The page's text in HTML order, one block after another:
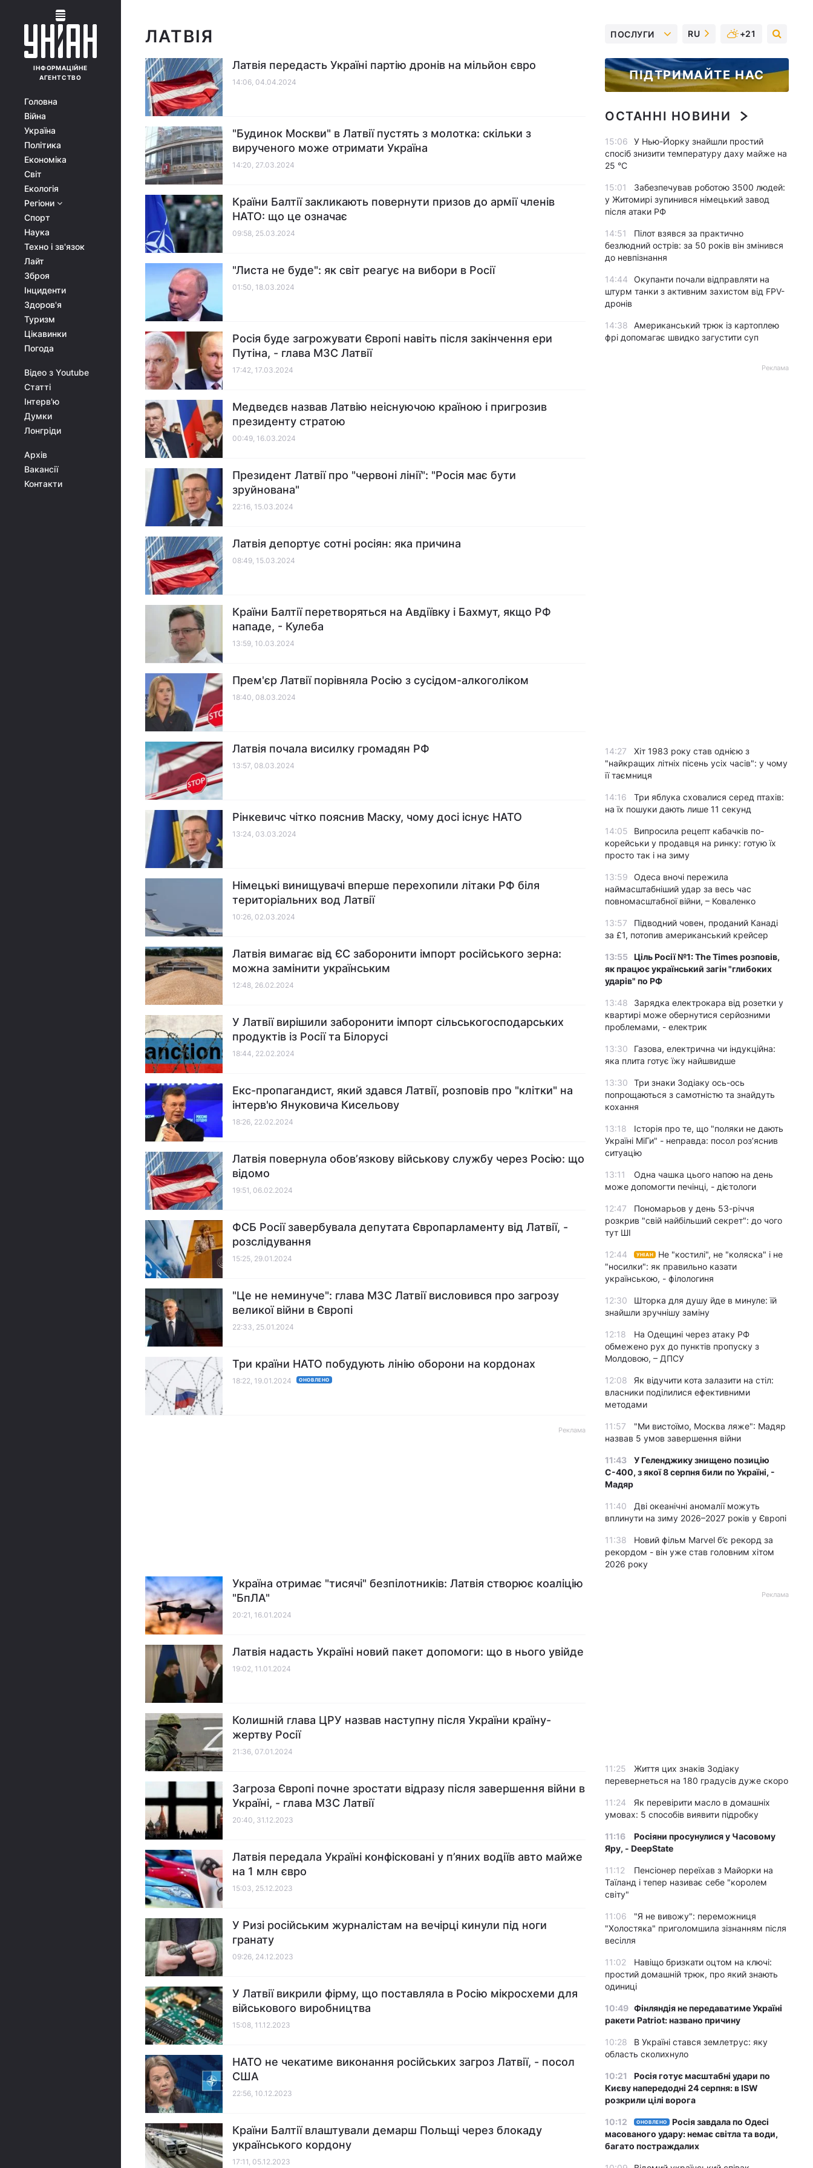
ІНФОРМАЦІЙНЕ
АГЕНТСТВО
Головна
Війна
Україна
Політика
Економіка
Світ
Екологія
Регіони
Спорт
Наука
Техно і зв'язок
Лайт
Зброя
Інциденти
Здоров'я
Туризм
Цікавинки
Погода
Відео з Youtube
Статті
Інтерв'ю
Думки
Лонгріди
Архів
Вакансії
Контакти
ЛАТВІЯ
Латвія передасть Україні партію дронів на мільйон євро
14:06, 04.04.2024
"Будинок Москви" в Латвії пустять з молотка: скільки з
вирученого може отримати Україна
14:20, 27.03.2024
Країни Балтії закликають повернути призов до армії членів
НАТО: що це означає
09:58, 25.03.2024
"Листа не буде": як світ реагує на вибори в Росії
01:50, 18.03.2024
Росія буде загрожувати Європі навіть після закінчення ери
Путіна, - глава МЗС Латвії
17:42, 17.03.2024
Медведєв назвав Латвію неіснуючою країною і пригрозив
президенту стратою
00:49, 16.03.2024
Президент Латвії про "червоні лінії": "Росія має бути
зруйнована"
22:16, 15.03.2024
Латвія депортує сотні росіян: яка причина
08:49, 15.03.2024
Країни Балтії перетворяться на Авдіївку і Бахмут, якщо РФ
нападе, - Кулеба
13:59, 10.03.2024
Прем'єр Латвії порівняла Росію з сусідом-алкоголіком
18:40, 08.03.2024
Латвія почала висилку громадян РФ
13:57, 08.03.2024
Рінкевичс чітко пояснив Маску, чому досі існує НАТО
13:24, 03.03.2024
Німецькі винищувачі вперше перехопили літаки РФ біля
територіальних вод Латвії
10:26, 02.03.2024
Латвія вимагає від ЄС заборонити імпорт російського зерна:
можна замінити українським
12:48, 26.02.2024
У Латвії вирішили заборонити імпорт сільськогосподарських
продуктів із Росії та Білорусі
18:44, 22.02.2024
Екс-пропагандист, який здався Латвії, розповів про "клітки" на
інтерв'ю Януковича Кисельову
18:26, 22.02.2024
Латвія повернула обовʼязкову військову службу через Росію: що
відомо
19:51, 06.02.2024
ФСБ Росії завербувала депутата Європарламенту від Латвії, -
розслідування
15:25, 29.01.2024
"Це не неминуче": глава МЗС Латвії висловився про загрозу
великої війни в Європі
22:33, 25.01.2024
Три країни НАТО побудують лінію оборони на кордонах
18:22, 19.01.2024 ОНОВЛЕНО
Реклама
Україна отримає "тисячі" безпілотників: Латвія створює коаліцію
"БпЛА"
20:21, 16.01.2024
Латвія надасть Україні новий пакет допомоги: що в нього увійде
19:02, 11.01.2024
Колишній глава ЦРУ назвав наступну після України країну-
жертву Росії
21:36, 07.01.2024
Загроза Європі почне зростати відразу після завершення війни в
Україні, - глава МЗС Латвії
20:40, 31.12.2023
Латвія передала Україні конфісковані у п’яних водіїв авто майже
на 1 млн євро
15:03, 25.12.2023
У Ризі російським журналістам на вечірці кинули під ноги
гранату
09:26, 24.12.2023
У Латвії викрили фірму, що поставляла в Росію мікросхеми для
військового виробництва
15:08, 11.12.2023
НАТО не чекатиме виконання російських загроз Латвії, - посол
США
22:56, 10.12.2023
Країни Балтії влаштували демарш Польщі через блокаду
українського кордону
17:11, 05.12.2023
ПОСЛУГИ RU +21
ПІДТРИМАЙТЕ НАС
ОСТАННІ НОВИНИ
15:06
У Нью-Йорку знайшли простий
спосіб знизити температуру даху майже на
25 °C
15:01
Забезпечував роботою 3500 людей:
у Житомирі зупинився німецький завод
після атаки РФ
14:51
Пілот взявся за практично
безлюдний острів: за 50 років він змінився
до невпізнання
14:44
Окупанти почали відправляти на
штурм танки з активним захистом від FPV-
дронів
14:38
Американський трюк із картоплею
фрі допомагає швидко загустити суп
Реклама
14:27
Хіт 1983 року став однією з
"найкращих літніх пісень усіх часів": у чому
її таємниця
14:16
Три яблука сховалися серед птахів:
на їх пошуки дають лише 11 секунд
14:05
Випросила рецепт кабачків по-
корейськи у продавця на ринку: готую їх
просто так і на зиму
13:59
Одеса вночі пережила
наймасштабніший удар за весь час
повномасштабної війни, – Коваленко
13:57
Підводний човен, проданий Канаді
за £1, потопив американський крейсер
13:55 Ціль Росії №1: The Times розповів,
як працює український загін "глибоких
ударів" по РФ
13:48
Зарядка електрокара від розетки у
квартирі може обернутися серйозними
проблемами, - електрик
13:30
Газова, електрична чи індукційна:
яка плита готує їжу найшвидше
13:30
Три знаки Зодіаку ось-ось
попрощаються з самотністю та знайдуть
кохання
13:18
Історія про те, що "поляки не дають
Україні МіГи" - неправда: посол роз’яснив
ситуацію
13:11
Одна чашка цього напою на день
може допомогти печінці, - дієтологи
12:47
Пономарьов у день 53-річчя
розкрив "свій найбільший секрет": до чого
тут ШІ
12:44 УНІАН
Не "костилі", не "коляска" і не
"носилки": як правильно казати
українською, - філологиня
12:30
Шторка для душу йде в минуле: їй
знайшли зручнішу заміну
12:18
На Одещині через атаку РФ
обмежено рух до пунктів пропуску з
Молдовою, – ДПСУ
12:08
Як відучити кота залазити на стіл:
власники поділилися ефективними
методами
11:57
"Ми вистоїмо, Москва ляже": Мадяр
назвав 5 умов завершення війни
11:43
У Геленджику знищено позицію
С-400, з якої 8 серпня били по Україні, -
Мадяр
11:40
Дві океанічні аномалії можуть
вплинути на зиму 2026–2027 років у Європі
11:38
Новий фільм Marvel б’є рекорд за
рекордом - він уже став головним хітом
2026 року
Реклама
11:25
Життя цих знаків Зодіаку
перевернеться на 180 градусів дуже скоро
11:24
Як перевірити масло в домашніх
умовах: 5 способів виявити підробку
11:16
Росіяни просунулися у Часовому
Яру, - DeepState
11:12
Пенсіонер переїхав з Майорки на
Таїланд і тепер називає себе "королем
світу"
11:06
"Я не вивожу": переможниця
"Холостяка" приголомшила зізнанням після
весілля
11:02
Навіщо бризкати оцтом на ключі:
простий домашній трюк, про який знають
одиниці
10:49 Фінляндія не передаватиме Україні
ракети Patriot: названо причину
10:28
В Україні стався землетрус: яку
область сколихнуло
10:21
Росія готує масштабні удари по
Києву напередодні 24 серпня: в ISW
розкрили цілі ворога
10:12 ОНОВЛЕНО
Росія завдала по Одесі
масованого удару: немає світла та води,
багато постраждалих